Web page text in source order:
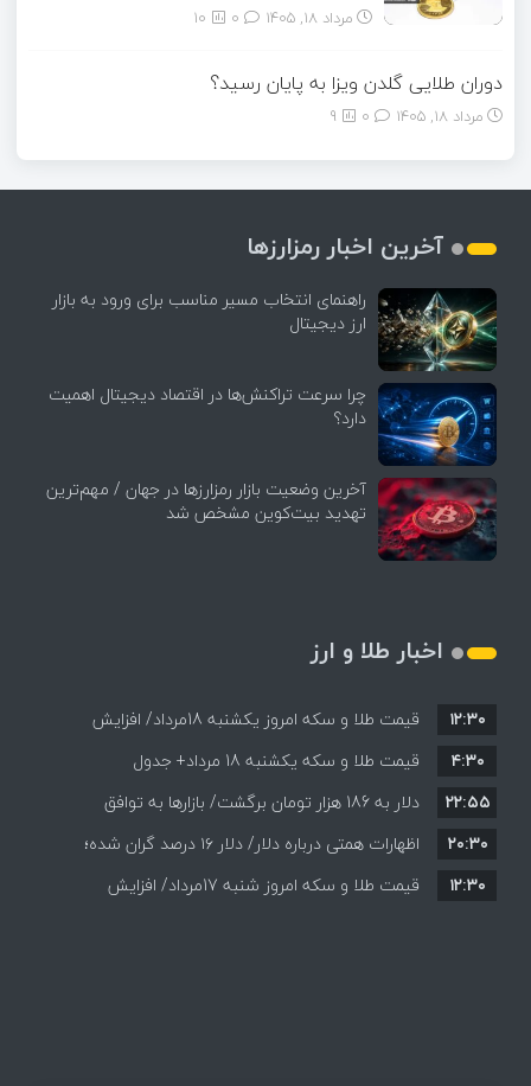
مرداد ۱۸, ۱۴۰۵ 10
دوران طلایی گلدن ویزا به پایان رسید؟
مرداد ۱۸, ۱۴۰۵ 9
آخرین اخبار رمزارزها
راهنمای انتخاب مسیر مناسب برای ورود به بازار
ارز دیجیتال
چرا سرعت تراکنش‌ها در اقتصاد دیجیتال اهمیت
دارد؟
آخرین وضعیت بازار رمزارزها در جهان / مهم‌ترین
تهدید بیت‌کوین مشخص شد
اخبار طلا و ارز
قیمت طلا و سکه امروز یکشنبه 18مرداد/ افزایش
قیمت ها + جدول و جزئیات
۱۲:۳۰
قیمت طلا و سکه یکشنبه 18 مرداد+ جدول
۴:۳۰
دلار به 186 هزار تومان برگشت/ بازارها به توافق
احتمالی هرمز چه واکنشی نشان دادند؟
۲۲:۵۵
اظهارات همتی درباره دلار/ دلار ۱۶ درصد گران شده؛
این افزایش طبیعی است
۲۰:۳۰
قیمت طلا و سکه امروز شنبه 17مرداد/ افزایش
۱۲:۳۰